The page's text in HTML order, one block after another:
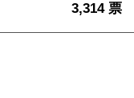
3,314 票